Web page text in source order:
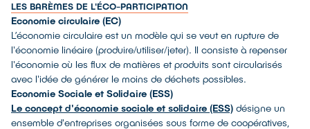
LES BARÈMES DE L'ÉCO-PARTICIPATION
Economie circulaire (EC)
L’économie circulaire est un modèle qui se veut en rupture de
l'économie linéaire (produire/utiliser/jeter). Il consiste à repenser
l'économie où les flux de matières et produits sont circularisés
avec l'idée de générer le moins de déchets possibles.
Economie Sociale et Solidaire (ESS)
Le concept d'économie sociale et solidaire (ESS) désigne un
ensemble d'entreprises organisées sous forme de coopératives,